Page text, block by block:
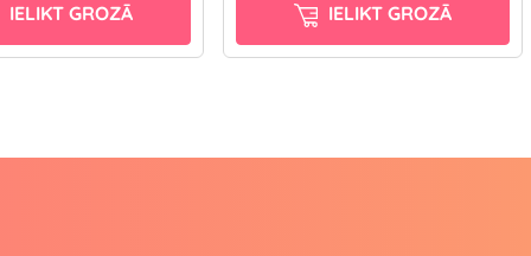
IELIKT GROZĀ IELIKT GROZĀ